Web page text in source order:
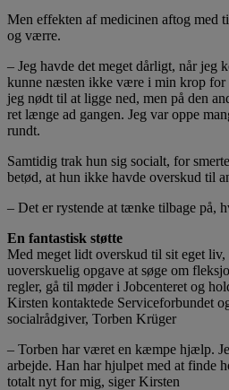
Men effekten af medicinen aftog med
og værre.
– Jeg havde det meget dårligt, når jeg
kunne næsten ikke være i min krop for
jeg nødt til at ligge ned, men på den
ret længe ad gangen. Jeg var oppe
rundt.
Samtidig trak hun sig socialt, for
betød, at hun ikke havde overskud til
– Det er rystende at tænke tilbage på,
En fantastisk støtte
Med meget lidt overskud til sit eget liv,
uoverskuelig opgave at søge om
regler, gå til møder i Jobcenteret og
Kirsten kontaktede Serviceforbundet
socialrådgiver, Torben Krüger
– Torben har været en kæmpe hjælp.
arbejde. Han har hjulpet med at finde
totalt nyt for mig, siger Kirsten